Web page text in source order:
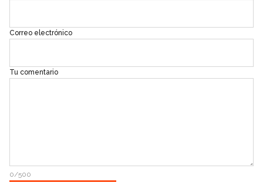
Correo electrónico
Tu comentario
0/500